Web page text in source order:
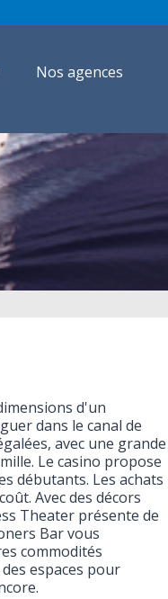
Nos agences
d'un
dans le canal de
avec une grande
Le casino propose
débutants. Les achats
Avec des décors
Theater présente de
Bar vous
commodités
espaces pour